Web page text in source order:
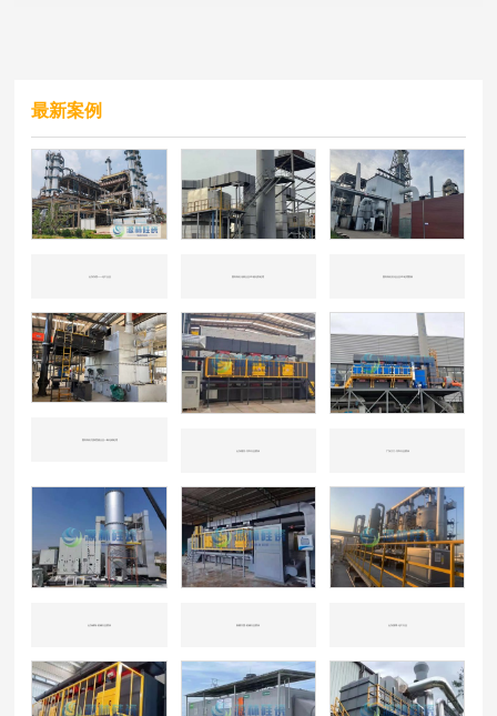
最新案例
山东威海-机械行业喷涂 新疆兵团-机械行业喷涂 山东淄博-化工行业